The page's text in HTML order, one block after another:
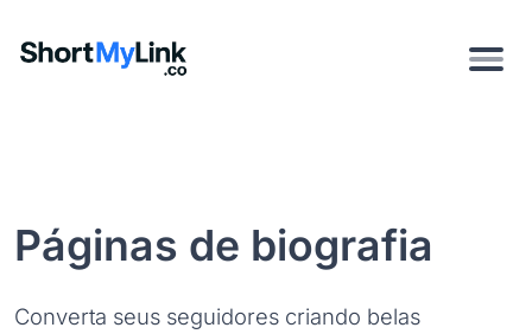
Páginas de biografia
Converta seus seguidores criando belas